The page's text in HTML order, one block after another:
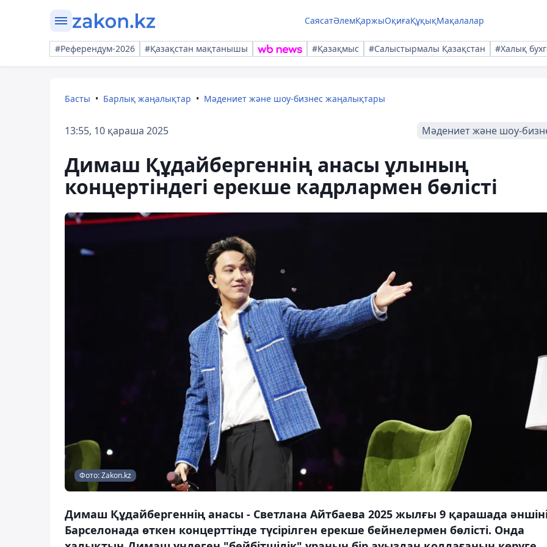
СаясатӘлемҚаржыОқиғаҚұқықМақалалар
#Референдум-2026 #Қазақстан мақтанышы #Қазақмыс #Салыстырмалы Қазақстан #Халық
Басты Барлық жаңалықтар Мәдениет және шоу-бизнес жаңалықтары
13:55, 10 қараша 2025 Мәдениет және шоу-
Димаш Құдайбергеннің анасы ұлының
концертіндегі ерекше кадрлармен бөлісті
Фото: Zakon.kz
Димаш Құдайбергеннің анасы - Светлана Айтбаева 2025 жылғы 9 қарашада
Барселонада өткен концерттінде түсірілген ерекше бейнелермен бөлісті. Онда